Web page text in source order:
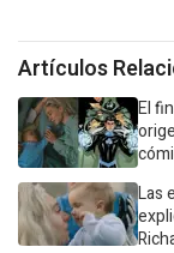
Artículos
El
Las